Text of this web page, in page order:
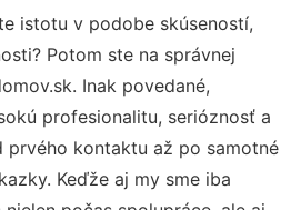
istotu v podobe skúseností,
Potom ste na správnej
Inak povedané,
profesionalitu, serióznosť a
prvého kontaktu až po samotné
Keďže aj my sme iba